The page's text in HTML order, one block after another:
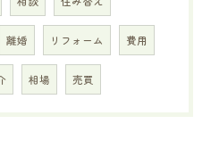
離婚 リフォーム 費用
相場 売買